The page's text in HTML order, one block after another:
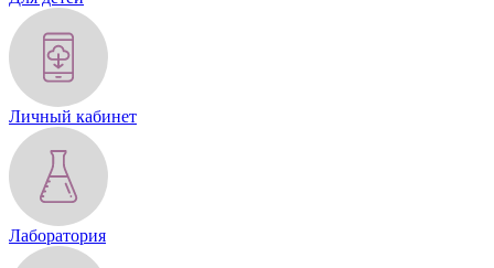
Личный кабинет
Лаборатория